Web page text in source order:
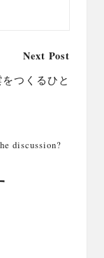
Next Post
をつくるひと
discussion?